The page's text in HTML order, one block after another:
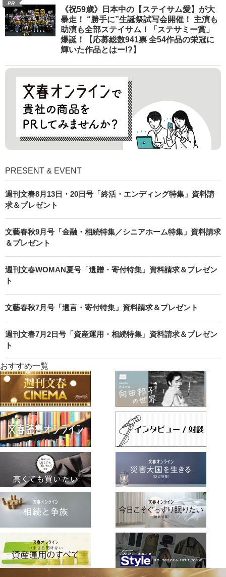
PR
《祝59歳》日本中の【ステイサム愛】が大
暴走！ “勝手に”生誕祭試写会開催！ 主演も
助演も全部ステイサム！「ステサミー賞」
爆誕！【応募総数941票 全54作品の栄冠に
輝いた作品とはー!?】
PRESENT & EVENT
週刊文春8月13日・20日号「終活・エンディング特集」資料請
求＆プレゼント
文藝春秋9月号「金融・相続特集／シニアホーム特集」資料請求
＆プレゼント
週刊文春WOMAN夏号「遺贈・寄付特集」資料請求＆プレゼン
ト
文藝春秋7月号「遺言・寄付特集」資料請求＆プレゼント
週刊文春7月2日号「資産運用・相続特集」資料請求＆プレゼン
ト
おすすめ一覧